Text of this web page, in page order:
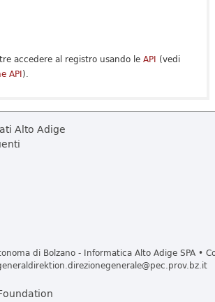
accedere al registro usando le API (vedi
API).
Alto Adige
di Bolzano - Informatica Alto Adige SPA •